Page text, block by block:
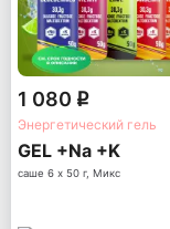
1 080 q
Энергетический гель
GEL +Na +K
саше 6 x 50 г, Микс